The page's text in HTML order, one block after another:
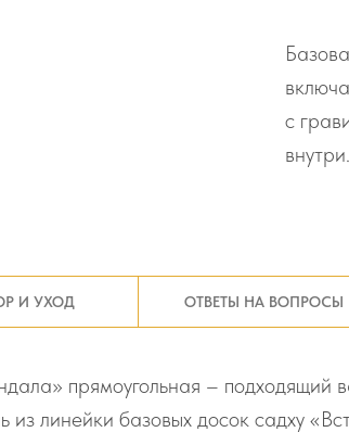
с
И УХОД ОТВЕТЫ НА ВОПРОСЫ
прямоугольная – подходящий
линейки базовых досок садху